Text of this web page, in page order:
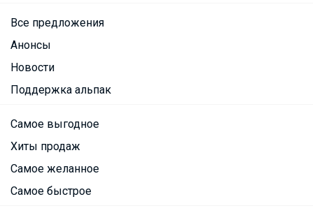
Все предложения
Анонсы
Новости
Поддержка альпак
Самое выгодное
Хиты продаж
Самое желанное
Самое быстрое